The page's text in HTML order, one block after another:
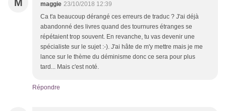
M maggie 23/10/2018 12:39
Ca t'a beaucoup dérangé ces erreurs de traduc ? J'ai déjà
abandonné des livres quand des tournures étranges se
répétaient trop souvent. En revanche, tu vas devenir une
spécialiste sur le sujet :-). J'ai hâte de m'y mettre mais je me
lance sur le thème du déminisme donc ce sera pour plus
tard... Mais c'est noté.
Répondre